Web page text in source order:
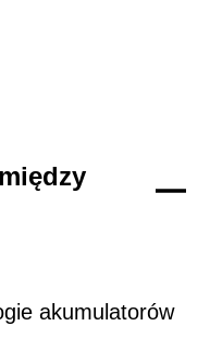
akumulatorów